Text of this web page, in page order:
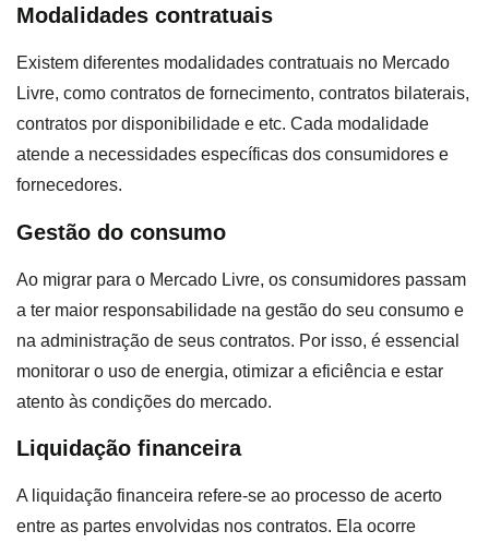
Modalidades contratuais
Existem diferentes modalidades contratuais no Mercado
Livre, como contratos de fornecimento, contratos bilaterais,
contratos por disponibilidade e etc. Cada modalidade
atende a necessidades específicas dos consumidores e
fornecedores.
Gestão do consumo
Ao migrar para o Mercado Livre, os consumidores passam
a ter maior responsabilidade na gestão do seu consumo e
na administração de seus contratos. Por isso, é essencial
monitorar o uso de energia, otimizar a eficiência e estar
atento às condições do mercado.
Liquidação financeira
A liquidação financeira refere-se ao processo de acerto
entre as partes envolvidas nos contratos. Ela ocorre